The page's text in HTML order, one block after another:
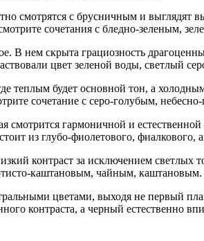
смотрятся с брусничным и выглядят
сочетания с бледно-зеленым,
В нем скрыта грациозность
цвет зеленой воды, светлый
теплым будет основной тон, а
сочетание с серо-голубым,
смотрится гармоничной и
из глубо-фиолетового, фиалкового,
контраст за исключением
каштановым, чайным, каштановым.
цветами, выходя не первый
контраста, а черный естественно